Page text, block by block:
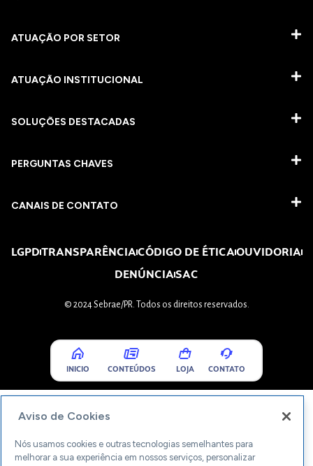
ATUAÇÃO POR SETOR
ATUAÇÃO INSTITUCIONAL
SOLUÇÕES DESTACADAS
PERGUNTAS CHAVES​
CANAIS DE CONTATO
LGPDTRANSPARÊNCIACÓDIGO DE ÉTICAOUVIDORIA
DENÚNCIASAC
© 2024 Sebrae/PR. Todos os direitos reservados.
INICIO CONTEÚDOS LOJA CONTATO
Aviso de Cookies
Nós usamos cookies e outras tecnologias semelhantes para
melhorar a sua experiência em nossos serviços, personalizar